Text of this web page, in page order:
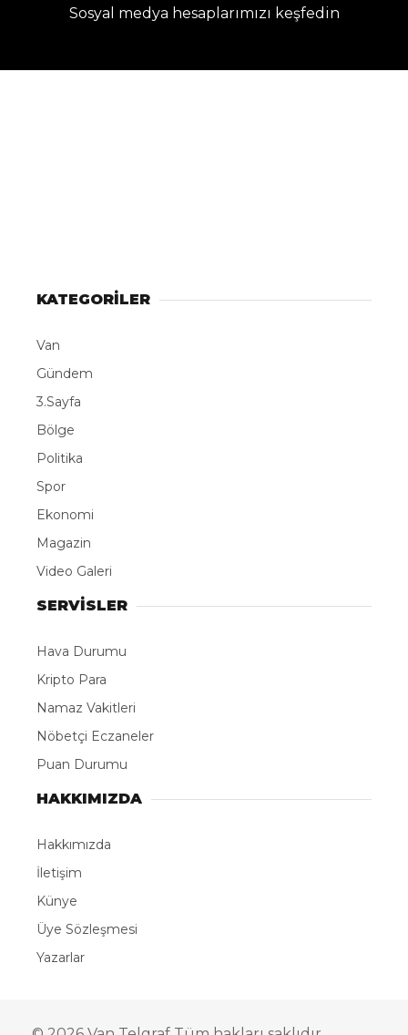
Sosyal medya hesaplarımızı keşfedin
KATEGORİLER
Van
Gündem
3.Sayfa
Bölge
Politika
Spor
Ekonomi
Magazin
Video Galeri
SERVİSLER
Hava Durumu
Kripto Para
Namaz Vakitleri
Nöbetçi Eczaneler
Puan Durumu
HAKKIMIZDA
Hakkımızda
İletişim
Künye
Üye Sözleşmesi
Yazarlar